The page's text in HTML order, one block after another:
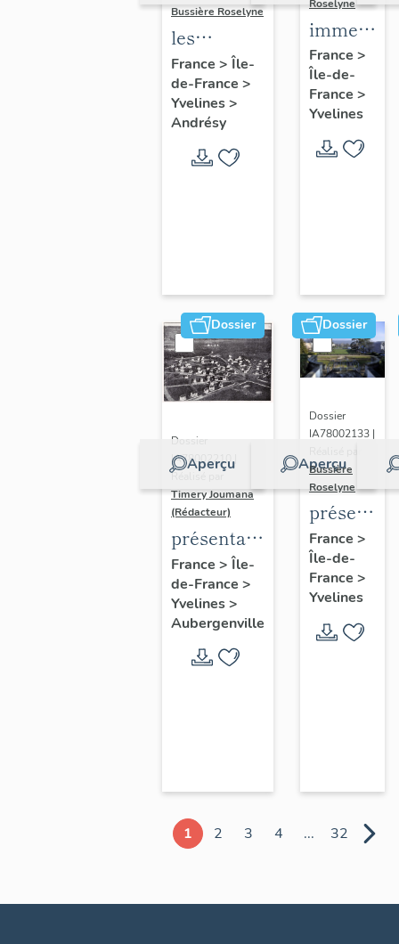
Bussière Roselyne
les
immeubles,
maisons et
fermes du
canton
d'Andrésy
France > Île-
de-France >
Yvelines>
Andrésy
Roselyne
maisons,
fermes
France >
Île-de-
France >
Yvelines
Dossier
Aperçu
Dossier
IA78002210 |
Réalisé par
Timery Joumana
(Rédacteur)
présentation
de l'étude
d'Elisabethville
France > Île-
de-France >
Yvelines>
Aubergenville
Dossier
Aperçu
Dossier
IA78002133 |
Bussière
Roselyne
du
diagnostic
et
France >
Île-de-
France >
Yvelines
1 2 3 4 ... 32